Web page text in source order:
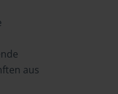
aus